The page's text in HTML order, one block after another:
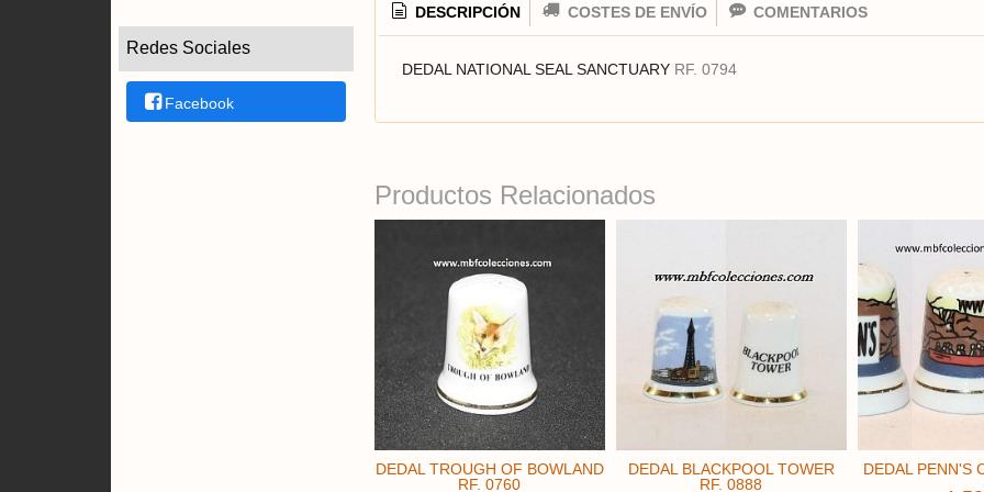
Redes Sociales
Facebook
DESCRIPCIÓN COSTES DE ENVÍO COMENTARIOS
DEDAL NATIONAL SEAL SANCTUARY RF. 0794
Productos Relacionados
DEDAL TROUGH OF BOWLAND
RF. 0760
DEDAL BLACKPOOL TOWER
RF. 0888
DEDAL PENN'S